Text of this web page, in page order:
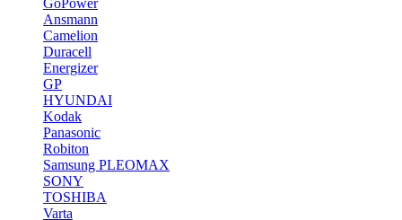
GoPower
Ansmann
Camelion
Duracell
Energizer
GP
HYUNDAI
Kodak
Panasonic
Robiton
Samsung PLEOMAX
SONY
TOSHIBA
Varta